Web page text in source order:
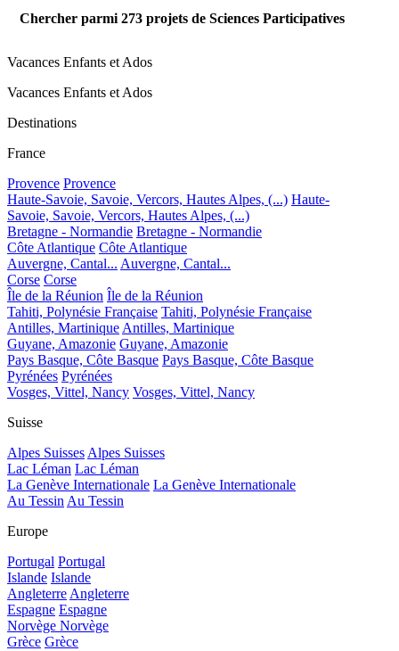
Chercher parmi 273 projets de Sciences Participatives
Vacances Enfants et Ados
Vacances Enfants et Ados
Destinations
France
Provence Provence
Haute-Savoie, Savoie, Vercors, Hautes Alpes, (...) Haute-
Savoie, Savoie, Vercors, Hautes Alpes, (...)
Bretagne - Normandie Bretagne - Normandie
Côte Atlantique Côte Atlantique
Auvergne, Cantal... Auvergne, Cantal...
Corse Corse
Île de la Réunion Île de la Réunion
Tahiti, Polynésie Française Tahiti, Polynésie Française
Antilles, Martinique Antilles, Martinique
Guyane, Amazonie Guyane, Amazonie
Pays Basque, Côte Basque Pays Basque, Côte Basque
Pyrénées Pyrénées
Vosges, Vittel, Nancy Vosges, Vittel, Nancy
Suisse
Alpes Suisses Alpes Suisses
Lac Léman Lac Léman
La Genève Internationale La Genève Internationale
Au Tessin Au Tessin
Europe
Portugal Portugal
Islande Islande
Angleterre Angleterre
Espagne Espagne
Norvège Norvège
Grèce Grèce